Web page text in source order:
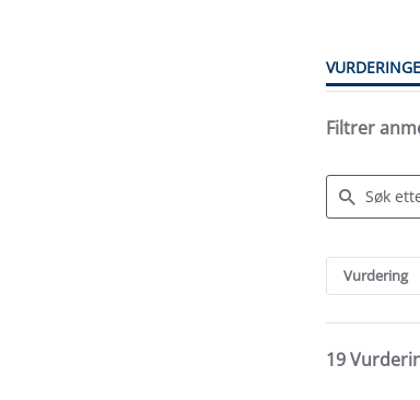
Filtrer
Reviews
Vurdering
19